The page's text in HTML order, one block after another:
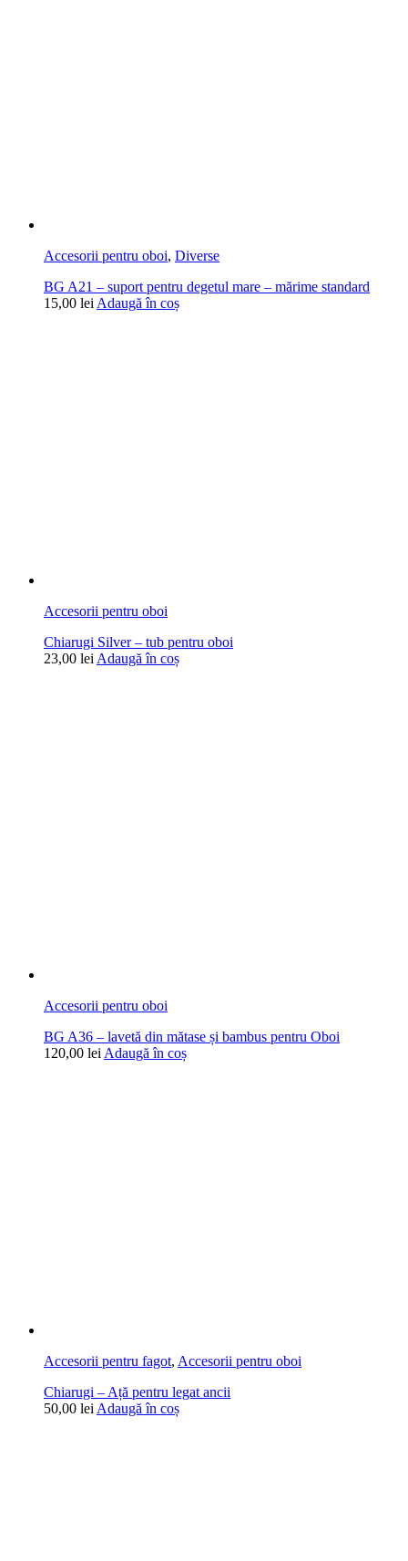
Accesorii pentru oboi, Diverse
BG A21 – suport pentru degetul mare – mărime standard
15,00 lei Adaugă în coș
Accesorii pentru oboi
Chiarugi Silver – tub pentru oboi
23,00 lei Adaugă în coș
Accesorii pentru oboi
BG A36 – lavetă din mătase și bambus pentru Oboi
120,00 lei Adaugă în coș
Accesorii pentru fagot, Accesorii pentru oboi
Chiarugi – Ață pentru legat ancii
50,00 lei Adaugă în coș